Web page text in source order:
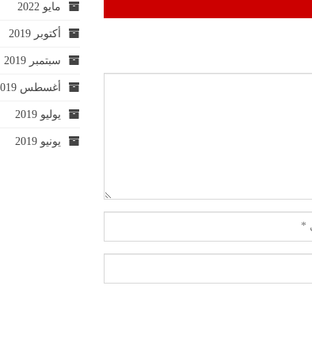
مايو 2022
أكتوبر 2019
سبتمبر 2019
أغسطس 2019
يوليو 2019
يونيو 2019